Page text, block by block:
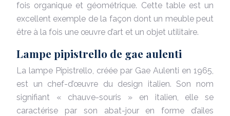
fois organique et géométrique. Cette table est un
excellent exemple de la façon dont un meuble peut
être à la fois une œuvre d’art et un objet utilitaire.
Lampe pipistrello de gae aulenti
La lampe Pipistrello, créée par Gae Aulenti en 1965,
est un chef-d’œuvre du design italien. Son nom
signifiant « chauve-souris » en italien, elle se
caractérise par son abat-jour en forme d’ailes